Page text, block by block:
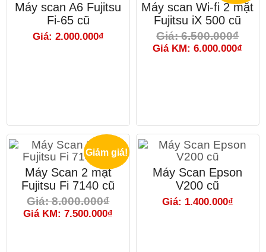
Máy scan A6 Fujitsu
Fi-65 cũ
Giá: 2.000.000₫
Máy scan Wi-fi 2 mặt
Fujitsu iX 500 cũ
Giá: 6.500.000₫
Giá KM: 6.000.000₫
Giảm giá!
Máy Scan 2 mặt
Fujitsu Fi 7140 cũ
Giá: 8.000.000₫
Giá KM: 7.500.000₫
Máy Scan Epson
V200 cũ
Giá: 1.400.000₫